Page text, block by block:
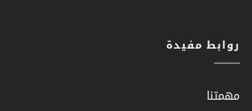
روابط مفيدة
مهمتنا